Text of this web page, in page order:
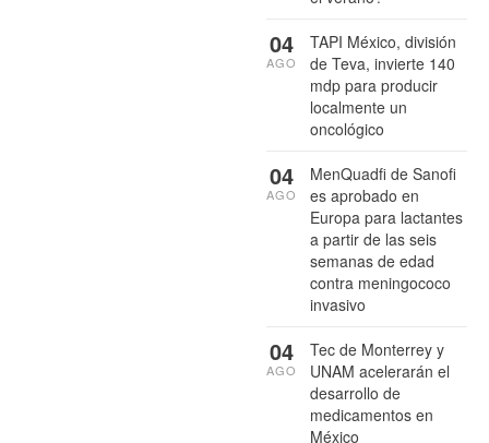
TAPI México, división
de Teva, invierte 140
mdp para producir
localmente un
oncológico
04
AGO
MenQuadfi de Sanofi
es aprobado en
Europa para lactantes
a partir de las seis
semanas de edad
contra meningococo
invasivo
04
AGO
Tec de Monterrey y
UNAM acelerarán el
desarrollo de
medicamentos en
México
04
AGO